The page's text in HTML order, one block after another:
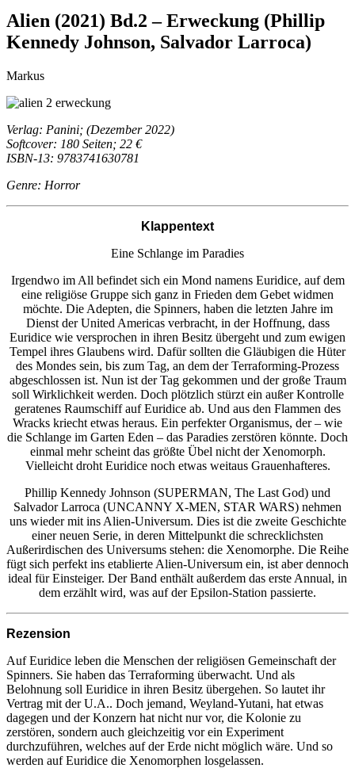
Alien (2021) Bd.2 – Erweckung (Phillip
Kennedy Johnson, Salvador Larroca)
Markus
Verlag: Panini; (Dezember 2022)
Softcover: 180 Seiten; 22 €
ISBN-13: 9783741630781
Genre: Horror
Klappentext
Eine Schlange im Paradies
Irgendwo im All befindet sich ein Mond namens Euridice, auf dem
eine religiöse Gruppe sich ganz in Frieden dem Gebet widmen
möchte. Die Adepten, die Spinners, haben die letzten Jahre im
Dienst der United Americas verbracht, in der Hoffnung, dass
Euridice wie versprochen in ihren Besitz übergeht und zum ewigen
Tempel ihres Glaubens wird. Dafür sollten die Gläubigen die Hüter
des Mondes sein, bis zum Tag, an dem der Terraforming-Prozess
abgeschlossen ist. Nun ist der Tag gekommen und der große Traum
soll Wirklichkeit werden. Doch plötzlich stürzt ein außer Kontrolle
geratenes Raumschiff auf Euridice ab. Und aus den Flammen des
Wracks kriecht etwas heraus. Ein perfekter Organismus, der – wie
die Schlange im Garten Eden – das Paradies zerstören könnte. Doch
einmal mehr scheint das größte Übel nicht der Xenomorph.
Vielleicht droht Euridice noch etwas weitaus Grauenhafteres.
Phillip Kennedy Johnson (SUPERMAN, The Last God) und
Salvador Larroca (UNCANNY X-MEN, STAR WARS) nehmen
uns wieder mit ins Alien-Universum. Dies ist die zweite Geschichte
einer neuen Serie, in deren Mittelpunkt die schrecklichsten
Außerirdischen des Universums stehen: die Xenomorphe. Die Reihe
fügt sich perfekt ins etablierte Alien-Universum ein, ist aber dennoch
ideal für Einsteiger. Der Band enthält außerdem das erste Annual, in
dem erzählt wird, was auf der Epsilon-Station passierte.
Rezension
Auf Euridice leben die Menschen der religiösen Gemeinschaft der
Spinners. Sie haben das Terraforming überwacht. Und als
Belohnung soll Euridice in ihren Besitz übergehen. So lautet ihr
Vertrag mit der U.A.. Doch jemand, Weyland-Yutani, hat etwas
dagegen und der Konzern hat nicht nur vor, die Kolonie zu
zerstören, sondern auch gleichzeitig vor ein Experiment
durchzuführen, welches auf der Erde nicht möglich wäre. Und so
werden auf Euridice die Xenomorphen losgelassen.